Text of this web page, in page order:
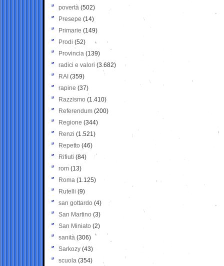
povertà (502)
Presepe (14)
Primarie (149)
Prodi (52)
Provincia (139)
radici e valori (3.682)
RAI (359)
rapine (37)
Razzismo (1.410)
Referendum (200)
Regione (344)
Renzi (1.521)
Repetto (46)
Rifiuti (84)
rom (13)
Roma (1.125)
Rutelli (9)
san gottardo (4)
San Martino (3)
San Miniato (2)
sanità (306)
Sarkozy (43)
scuola (354)